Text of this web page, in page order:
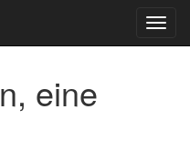
eine